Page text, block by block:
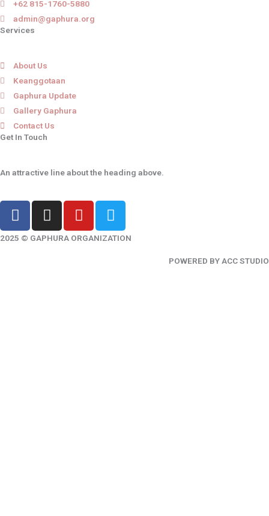
+62 815-1760-5880
admin@gaphura.org
Services
About Us
Keanggotaan
Gaphura Update
Gallery Gaphura
Contact Us
Get In Touch
An attractive line about the heading above.
F
a
c
I
n
s
Y
o
u
T
w
i
2025 © GAPHURA ORGANIZATION
POWERED BY ACC STUDIO